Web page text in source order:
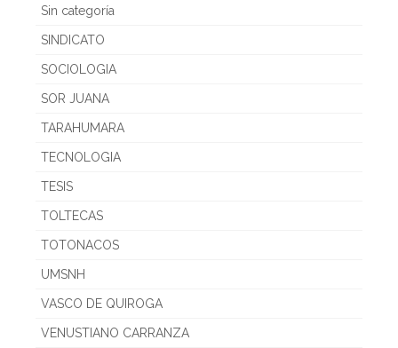
Sin categoría
SINDICATO
SOCIOLOGIA
SOR JUANA
TARAHUMARA
TECNOLOGIA
TESIS
TOLTECAS
TOTONACOS
UMSNH
VASCO DE QUIROGA
VENUSTIANO CARRANZA